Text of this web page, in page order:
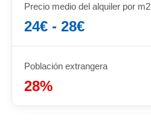
Precio medio del alquiler por m2
24€ - 28€
Población extrangera
28%